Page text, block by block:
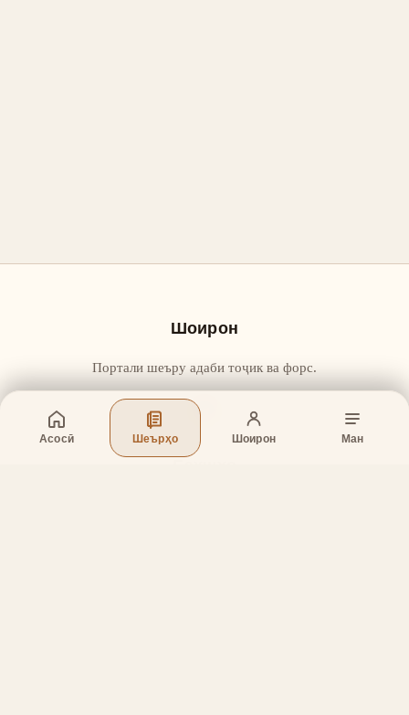
Асосӣ Шеърҳо Шоирон Ман
Шоирон
Портали шеъру адаби тоҷик ва форс.